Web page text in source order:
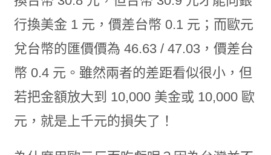
行換美金 1 元，價差台幣 0.1 元；而歐元
兌台幣的匯價價為 46.63 / 47.03，價差台
幣 0.4 元。雖然兩者的差距看似很小，但
若把金額放大到 10,000 美金或 10,000 歐
元，就是上千元的損失了！